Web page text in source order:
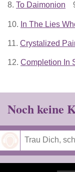
8. To Daimonion
10. In The Lies
11. Crystalized
12. Completion In
Noch keine